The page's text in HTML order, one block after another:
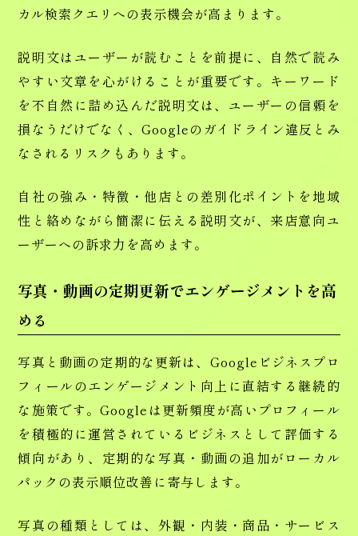
カル検索クエリへの表示機会が高まります。
説明文はユーザーが読むことを前提に、自然で読み
やすい文章を心がけることが重要です。キーワード
を不自然に詰め込んだ説明文は、ユーザーの信頼を
損なうだけでなく、Googleのガイドライン違反とみ
なされるリスクもあります。
自社の強み・特徴・他店との差別化ポイントを地域
性と絡めながら簡潔に伝える説明文が、来店意向ユ
ーザーへの訴求力を高めます。
写真・動画の定期更新でエンゲージメントを高
める
写真と動画の定期的な更新は、Googleビジネスプロ
フィールのエンゲージメント向上に直結する継続的
な施策です。Googleは更新頻度が高いプロフィール
を積極的に運営されているビジネスとして評価する
傾向があり、定期的な写真・動画の追加がローカル
パックの表示順位改善に寄与します。
写真の種類としては、外観・内装・商品・サービス